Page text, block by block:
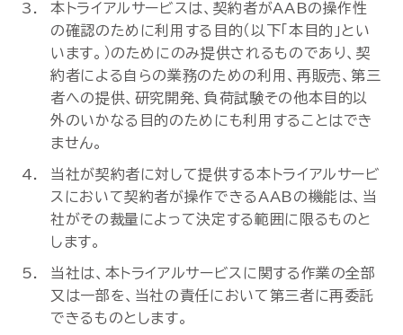
本トライアルサービスは、契約者がAABの操作性
の確認のために利用する目的（以下「本目的」とい
います。）のためにのみ提供されるものであり、契
約者による自らの業務のための利用、再販売、第三
者への提供、研究開発、負荷試験その他本目的以
外のいかなる目的のためにも利用することはでき
ません。
当社が契約者に対して提供する本トライアルサービ
スにおいて契約者が操作できるAABの機能は、当
社がその裁量によって決定する範囲に限るものと
します。
当社は、本トライアルサービスに関する作業の全部
又は一部を、当社の責任において第三者に再委託
できるものとします。